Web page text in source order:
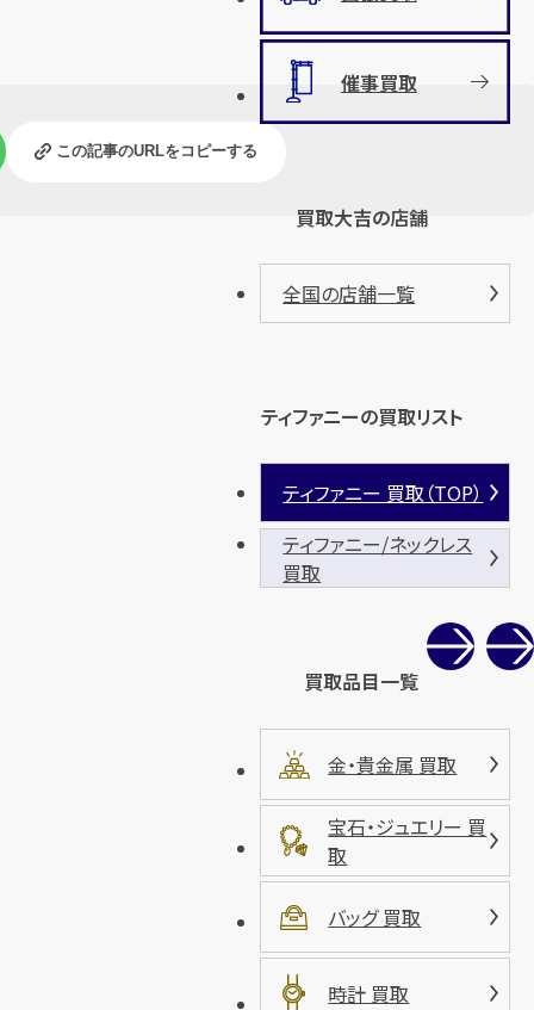
この記事のURLをコピーする
催事買取
買取大吉の店舗
全国の店舗一覧
ティファニーの買取リスト
ティファニー 買取（TOP）
ティファニー/ネックレス
買取
買取品目一覧
金・貴金属 買取
宝石・ジュエリー 買
取
バッグ 買取
時計 買取